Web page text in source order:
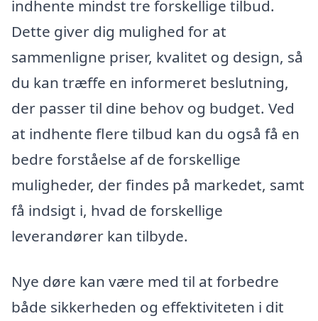
indhente mindst tre forskellige tilbud.
Dette giver dig mulighed for at
sammenligne priser, kvalitet og design, så
du kan træffe en informeret beslutning,
der passer til dine behov og budget. Ved
at indhente flere tilbud kan du også få en
bedre forståelse af de forskellige
muligheder, der findes på markedet, samt
få indsigt i, hvad de forskellige
leverandører kan tilbyde.
Nye døre kan være med til at forbedre
både sikkerheden og effektiviteten i dit